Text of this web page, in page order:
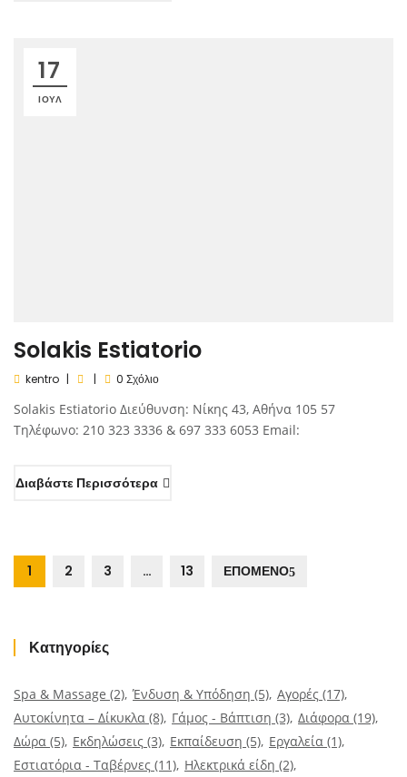
17
ΙΟΎΛ
Solakis Estiatorio
kentro 0 Σχόλιο
Solakis Estiatorio Διεύθυνση: Νίκης 43, Αθήνα 105 57
Τηλέφωνο: 210 323 3336 & 697 333 6053 Email:
Διαβάστε Περισσότερα
1 2 3 … 13 ΕΠΟΜΕΝΟ
Κατηγορίες
Spa & Massage (2) Ένδυση & Υπόδηση (5) Αγορές (17)
Αυτοκίνητα – Δίκυκλα (8) Γάμος - Βάπτιση (3) Διάφορα (19)
Δώρα (5) Εκδηλώσεις (3) Εκπαίδευση (5) Εργαλεία (1)
Εστιατόρια - Ταβέρνες (11) Ηλεκτρικά είδη (2)